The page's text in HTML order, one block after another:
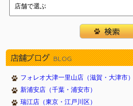
2026/06/06
2026/06/06新しく１２頭やってきまし
新しく１４頭やってきました
2026/05/30新しく１１頭やってきまし
店舗ブログ BLOG
フォレオ大津一里山店（滋賀・大津市）
新浦安店（千葉・浦安市）
瑞江店（東京・江戸川区）